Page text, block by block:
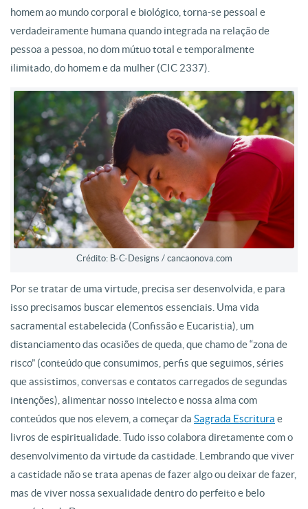
homem ao mundo corporal e biológico, torna-se pessoal e
verdadeiramente humana quando integrada na relação de
pessoa a pessoa, no dom mútuo total e temporalmente
ilimitado, do homem e da mulher (CIC 2337).
Crédito: B-C-Designs / cancaonova.com
Por se tratar de uma virtude, precisa ser desenvolvida, e para
isso precisamos buscar elementos essenciais. Uma vida
sacramental estabelecida (Confissão e Eucaristia), um
distanciamento das ocasiões de queda, que chamo de “zona de
risco” (conteúdo que consumimos, perfis que seguimos, séries
que assistimos, conversas e contatos carregados de segundas
intenções), alimentar nosso intelecto e nossa alma com
conteúdos que nos elevem, a começar da Sagrada Escritura e
livros de espiritualidade. Tudo isso colabora diretamente com o
desenvolvimento da virtude da castidade. Lembrando que viver
a castidade não se trata apenas de fazer algo ou deixar de fazer,
mas de viver nossa sexualidade dentro do perfeito e belo